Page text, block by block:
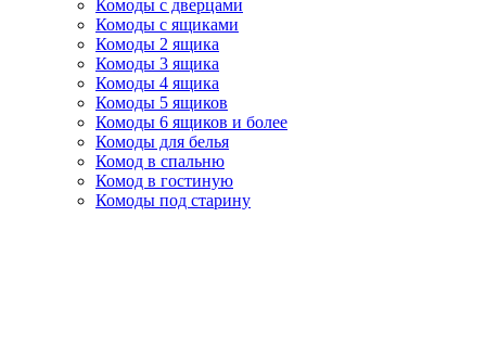
Комоды с дверцами
Комоды с ящиками
Комоды 2 ящика
Комоды 3 ящика
Комоды 4 ящика
Комоды 5 ящиков
Комоды 6 ящиков и более
Комоды для белья
Комод в спальню
Комод в гостиную
Комоды под старину